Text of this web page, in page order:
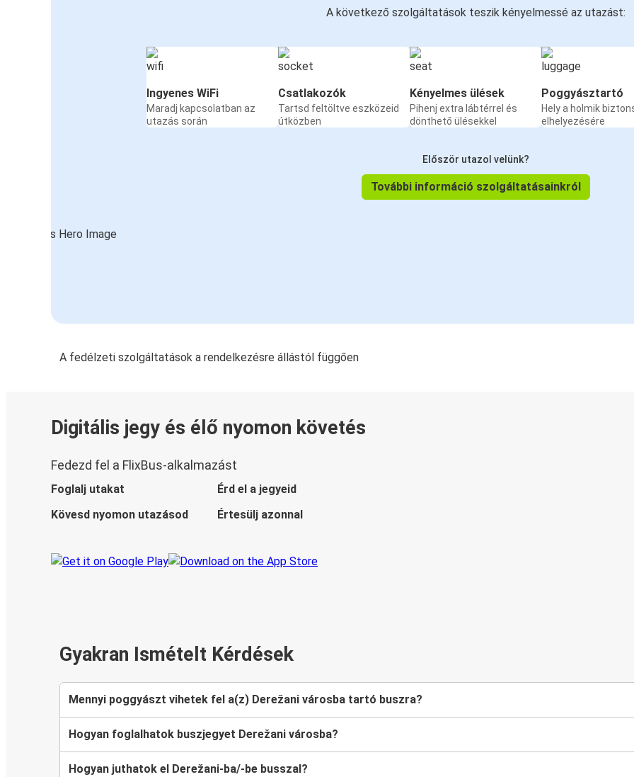
A következő szolgáltatások teszik kényelmessé az utazást:
Ingyenes WiFi
Maradj kapcsolatban az
utazás során
Csatlakozók
Tartsd feltöltve eszközeid
útközben
Kényelmes ülések
Pihenj extra lábtérrel és
dönthető ülésekkel
Poggyásztartó
Hely a holmik
elhelyezésére
Először utazol velünk?
További információ szolgáltatásainkról
A fedélzeti szolgáltatások a rendelkezésre állástól függően
Digitális jegy és élő nyomon követés
Fedezd fel a FlixBus-alkalmazást
Foglalj utakat
Érd el a jegyeid
Kövesd nyomon utazásod
Értesülj azonnal
Gyakran Ismételt Kérdések
Mennyi poggyászt vihetek fel a(z) Derežani városba tartó buszra?
Hogyan foglalhatok buszjegyet Derežani városba?
Hogyan juthatok el Derežani-ba/-be busszal?